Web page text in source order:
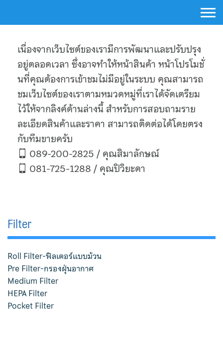
About Us
Activated Carbon Filter
Air Cartridge Filter
Air Filter Housing Unit
Argal Pumps
Argal Diaphragm Pump Body Plastic
Magnetic Drive Pump Argal
Self Priming Pump
Basket Strainer
Bellow Expansion Joint
เนื่องจากเว็บไซต์ของเรามีการพัฒนาและปรับปรุง
อยู่ตลอดเวลา ซึ่งอาจทำให้หน้าสินค้า หน้าโปรโมชั่
นที่คุณต้องการเข้าชมไม่มีอยู่ในระบบ คุณสามารถ
ชมเว็บไซต์ของเราตามหมวดหมู่ที่เราได้จัดเตรียม
ไว้ให้จากลิงค์ด้านล่างนี้ สำหรับการสอบถามราย
ละเอียดสินค้าและราคา สามารถติดต่อได้โดยตรง
กับทีมขายครับ
089-200-2825 / คุณสิมาลักษณ์
081-725-1288 / คุณปิวิยะดา
Filter
Roll Filter-ฟิลเตอร์แบบม้วน
Pre Filter-กรองฝุ่นอากาศ
Medium Filter
HEPA Filter
Pocket Filter